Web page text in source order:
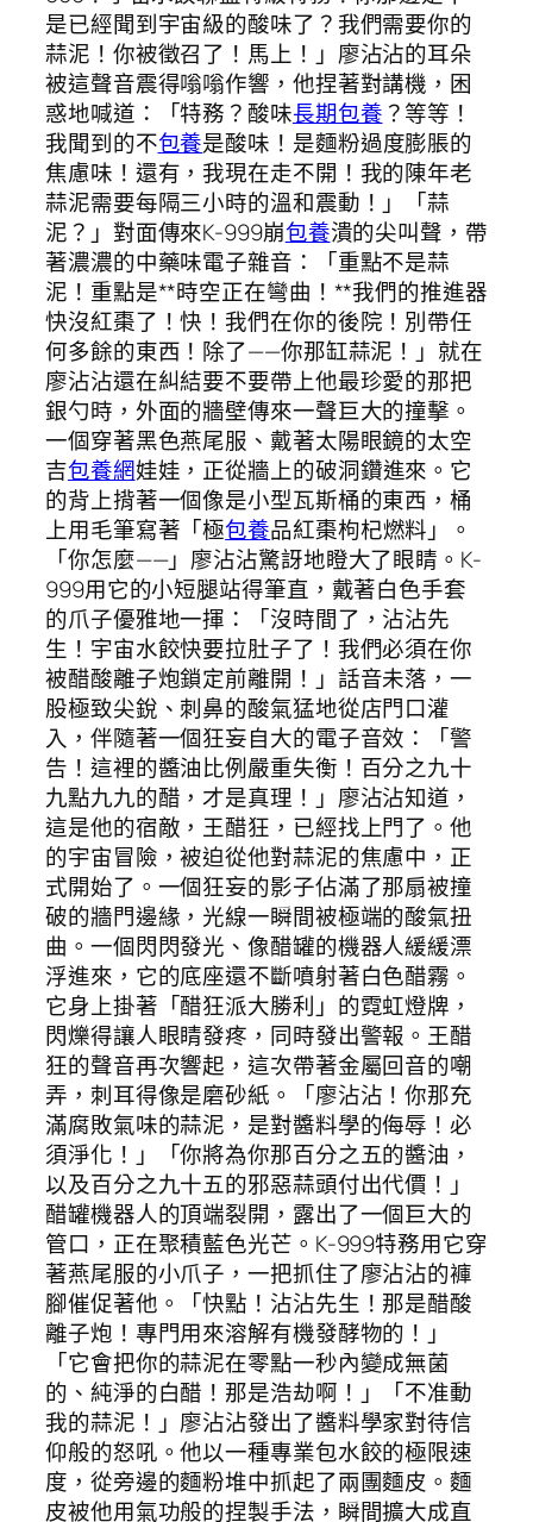
是已經聞到宇宙級的酸味了？我們需要你的
蒜泥！你被徵召了！馬上！」廖沾沾的耳朵
被這聲音震得嗡嗡作響，他捏著對講機，困
惑地喊道：「特務？酸味長期包養 ？等等！
我聞到的不包養是酸味！是麵粉過度膨脹的
焦慮味！還有，我現在走不開！我的陳年老
蒜泥需要每隔三小時的溫和震動！」「蒜
泥？」對面傳來K-999崩包養潰的尖叫聲，帶
著濃濃的中藥味電子雜音：「重點不是蒜
泥！重點是**時空正在彎曲！**我們的推進器
快沒紅棗了！快！我們在你的後院！別帶任
何多餘的東西！除了——你那缸蒜泥！」就在
廖沾沾還在糾結要不要帶上他最珍愛的那把
銀勺時，外面的牆壁傳來一聲巨大的撞擊。
一個穿著黑色燕尾服、戴著太陽眼鏡的太空
吉包養網娃娃，正從牆上的破洞鑽進來。它
的背上揹著一個像是小型瓦斯桶的東西，桶
上用毛筆寫著「極包養品紅棗枸杞燃料」。
「你怎麼——」廖沾沾驚訝地瞪大了眼睛。K-
999用它的小短腿站得筆直，戴著白色手套
的爪子優雅地一揮：「沒時間了，沾沾先
生！宇宙水餃快要拉肚子了！我們必須在你
被醋酸離子炮鎖定前離開！」話音未落，一
股極致尖銳、刺鼻的酸氣猛地從店門口灌
入，伴隨著一個狂妄自大的電子音效：「警
告！這裡的醬油比例嚴重失衡！百分之九十
九點九九的醋，才是真理！」廖沾沾知道，
這是他的宿敵，王醋狂，已經找上門了。他
的宇宙冒險，被迫從他對蒜泥的焦慮中，正
式開始了。一個狂妄的影子佔滿了那扇被撞
破的牆門邊緣，光線一瞬間被極端的酸氣扭
曲。一個閃閃發光、像醋罐的機器人緩緩漂
浮進來，它的底座還不斷噴射著白色醋霧。
它身上掛著「醋狂派大勝利」的霓虹燈牌，
閃爍得讓人眼睛發疼，同時發出警報。王醋
狂的聲音再次響起，這次帶著金屬回音的嘲
弄，刺耳得像是磨砂紙。「廖沾沾！你那充
滿腐敗氣味的蒜泥，是對醬料學的侮辱！必
須淨化！」「你將為你那百分之五的醬油，
以及百分之九十五的邪惡蒜頭付出代價！」
醋罐機器人的頂端裂開，露出了一個巨大的
管口，正在聚積藍色光芒。K-999特務用它穿
著燕尾服的小爪子，一把抓住了廖沾沾的褲
腳催促著他。「快點！沾沾先生！那是醋酸
離子炮！專門用來溶解有機發酵物的！」
「它會把你的蒜泥在零點一秒內變成無菌
的、純淨的白醋！那是浩劫啊！」「不准動
我的蒜泥！」廖沾沾發出了醬料學家對待信
仰般的怒吼。他以一種專業包水餃的極限速
度，從旁邊的麵粉堆中抓起了兩團麵皮。麵
皮被他用氣功般的捏製手法，瞬間擴大成直